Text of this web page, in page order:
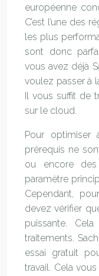
européenne
C’est l’une des
les plus
sont donc
vous avez déjà
voulez passer à
Il vous suffit de
sur le cloud.
Pour optimiser
prérequis ne
ou encore
paramètre
Cependant,
devez vérifier
puissante.
traitements.
essai gratuit
travail. Cela